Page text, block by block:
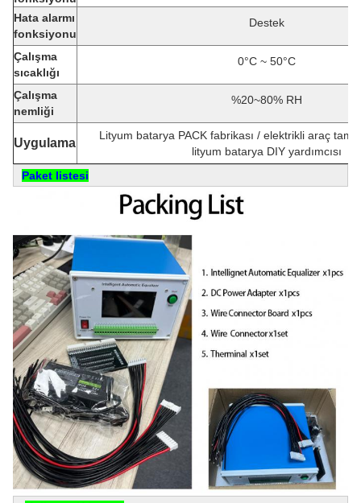
Hata alarmı
fonksiyonu
Destek
Çalışma
sıcaklığı
0°C ~ 50°C
Çalışma
nemliği
%20~80% RH
Uygulama
Lityum batarya PACK fabrikası / elektrikli araç
lityum batarya DIY yardımcısı
Paket listesi